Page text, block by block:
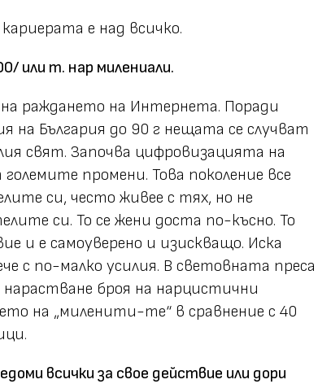
е над всичко.
или т. нар милениали.
раждането на Интернета. Поради
на България до 90 г нещата се случват
свят. Започва цифровизацията на
промени. Това поколение все
си, често живее с тях, но не
си. То се жени доста по-късно. То
и е самоуверено и изискващо. Иска
с по-малко усилия. В световната преса
броя на нарцистични
на „миленити-те“ в сравнение с 40
всички за свое действие или дори